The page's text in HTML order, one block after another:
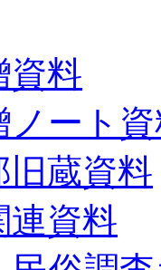
資料
ノート
旧蔵資料
連資料